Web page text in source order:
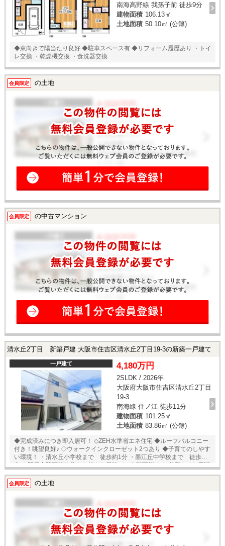
南海高野線 我孫子前 徒歩9分
建物面積 106.13㎡
土地面積 50.10㎡ (公簿)
◆東向きで陽当たり良好 ◆駐車スペース有 ◆リフォーム履歴あり ・トイ
レ交換 ・乾燥機交換 ・食洗器交換
会員限定 の土地
会員限定 の中古マンション
清水丘2丁目 新築戸建 大阪市住吉区清水丘2丁目19-3の新築一戸建て
一戸建て 4,180万円
2SLDK / 2026年
大阪府大阪市住吉区清水丘2丁目
19-3
南海線 住ノ江 徒歩11分
建物面積 101.25㎡
土地面積 83.86㎡ (公簿)
◆完成済みにつき即入居可！ ◇ZEH水準省エネ住宅 ◆ルーフバルコニー
付き！眺望良好♪ ◇ウォークインクローゼット2つあり ◆子育てのしやす
い環境！ ・清水丘小学校まで 徒歩約1分 ・墨江丘中学校まで 徒歩約9
分 ★即日内覧可能物件！お好きな日時でご内覧可能！★ 当店までお電話
ームよりお問い合わせ下さい！業務に精通したスタッフが丁寧に対応致
します。ご来店が困難な場合は、ご希望場所でのお待ち合わせも可能で
す。
会員限定 の土地